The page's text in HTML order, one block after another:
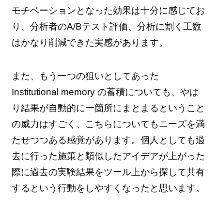
モチベーションとなった効果は十分に感じてお
り、分析者のA/Bテスト評価、分析に割く工数
はかなり削減できた実感があります。
また、もう一つの狙いとしてあった
Institutional memory の蓄積についても、やは
り結果が自動的に一箇所にまとまるということ
の威力はすごく、こちらについてもニーズを満
たせつつある感覚があります。個人としても過
去に行った施策と類似したアイデアが上がった
際に過去の実験結果をツール上から探して共有
するという行動をしやすくなったと思います。